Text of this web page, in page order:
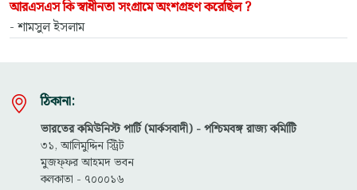
আরএসএস কি স্বাধীনতা সংগ্রামে অংশগ্রহণ করেছিল ?
- শামসুল ইসলাম
ঠিকানা:
ভারতের কমিউনিস্ট পার্টি (মার্কসবাদী) - পশ্চিমবঙ্গ রাজ্য কমিটিি
৩১, আলিমুদ্দিন স্ট্রিট
মুজফ্ফ‌র আহমদ ভবন
কলকাতা - ৭০০০১৬